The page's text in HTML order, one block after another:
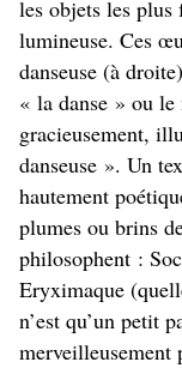
les objets les
lumineuse. Ces
danseuse (à
« la danse » ou
gracieusement,
danseuse ». Un
hautement
plumes ou brins
philosophent :
Eryximaque
n’est qu’un petit
merveilleusement